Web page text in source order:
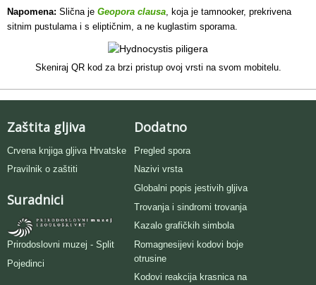
Napomena: Slična je Geopora clausa, koja je tamnooker, prekrivena
sitnim pustulama i s eliptičnim, a ne kuglastim sporama.
Skeniraj QR kod za brzi pristup ovoj vrsti na svom mobitelu.
Zaštita gljiva
Crvena knjiga gljiva Hrvatske
Pravilnik o zaštiti
Suradnici
Prirodoslovni muzej - Split
Pojedinci
Dodatno
Pregled spora
Nazivi vrsta
Globalni popis jestivih gljiva
Trovanja i sindromi trovanja
Kazalo grafičkih simbola
Romagnesijevi kodovi boje
otrusine
Kodovi reakcija krasnica na